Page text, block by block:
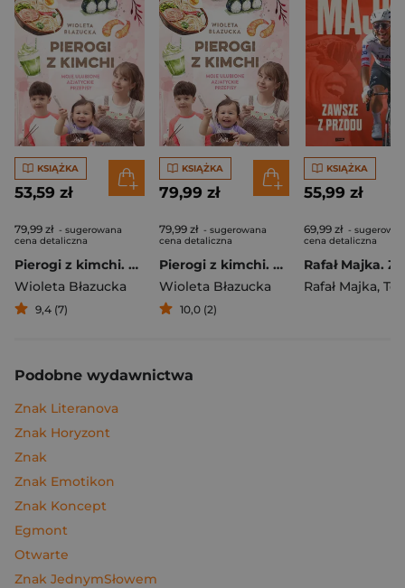
KSIĄŻKA
53,59 zł
79,99 zł - sugerowana
cena detaliczna
Pierogi z kimchi. Moje ulubione azjatyckie przepisy
Wioleta Błazucka
9,4 (7)
KSIĄŻKA
79,99 zł
79,99 zł - sugerowana
cena detaliczna
Pierogi z kimchi. Moje ulubione azjatyckie przepisy - książka z autografem
Wioleta Błazucka
10,0 (2)
KSIĄŻKA
55,99 zł
69,99 zł -
cena detaliczna
Rafał Majka,
Podobne wydawnictwa
Znak Literanova
Znak Horyzont
Znak
Znak Emotikon
Znak Koncept
Egmont
Otwarte
Znak JednymSłowem